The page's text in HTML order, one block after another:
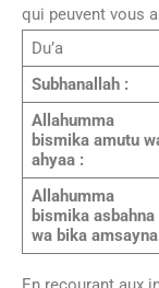
qui peuvent vous
Du’a
Subhanallah :
Allahumma
bismika amutu
ahyaa :
Allahumma
bismika asbahna
wa bika